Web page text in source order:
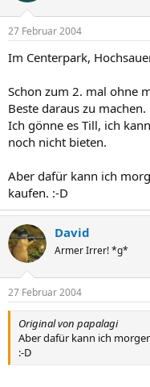
27 Februar 2004
Im Centerpark,
Schon zum 2. mal ohne
Beste daraus zu machen.
Ich gönne es Till, ich
noch nicht bieten.
Aber dafür kann ich
kaufen. :-D
David
Armer Irrer! *g*
27 Februar 2004
Original von papalagi
Aber dafür kann ich
:-D